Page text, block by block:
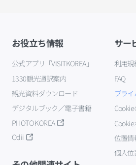
お役立ち情報
公式アプリ「VISITKOREA」
1330観光通訳案内
観光資料ダウンロード
デジタルブック／電子書籍
PHOTO KOREA
Odii
サー
利用規
FAQ
プラ
位置
個人